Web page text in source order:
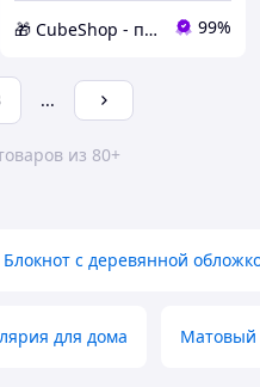
🎁 CubeShop - подарки и подарочная упаковка 99%
...
из 80+
Блокнот с деревянной
для дома Матовый